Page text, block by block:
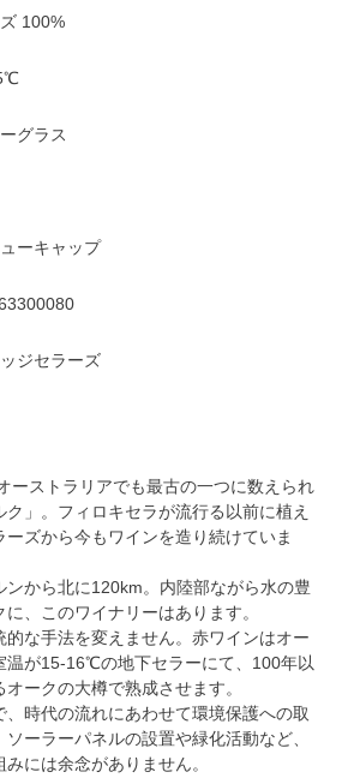
100%
グラス
ーキャップ
ジセラーズ
ーストラリアでも最古の一つに数えられ
」。フィロキセラが流行る以前に植え
ーズから今もワインを造り続けていま
ンから北に120km。内陸部ながら水の豊
、このワイナリーはあります。
な手法を変えません。赤ワインはオー
温が15‐16℃の地下セラーにて、100年以
ークの大樽で熟成させます。
時代の流れにあわせて環境保護への取
ーラーパネルの設置や緑化活動など、
には余念がありません。